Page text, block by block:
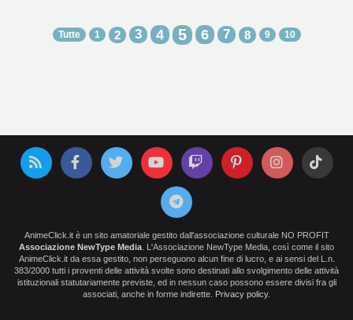
Tutte 1 2 3 4 5 6 7 8 9 10
AnimeClick.it è un sito amatoriale gestito dall'associazione culturale NO PROFIT
Associazione NewType Media . L'Associazione NewType Media, così come il sito
AnimeClick.it da essa gestito, non perseguono alcun fine di lucro, e ai sensi del L.n.
383/2000 tutti i proventi delle attività svolte sono destinati allo svolgimento delle attività
istituzionali statutariamente previste, ed in nessun caso possono essere divisi fra gli
associati, anche in forme indirette. Privacy policy.